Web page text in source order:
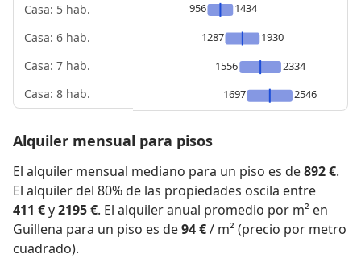
Casa: 5 hab.
Casa: 6 hab.
Casa: 7 hab.
Casa: 8 hab.
956
1434
1287
1930
1556
2334
1697
2546
Alquiler mensual para pisos
El alquiler mensual mediano para un piso es de892 €.
El alquiler del 80% de las propiedades oscila entre
411 €y2195 €. El alquiler anual promedio por m² en
Guillena para un piso es de94 €/ m² (precio por metro
cuadrado).